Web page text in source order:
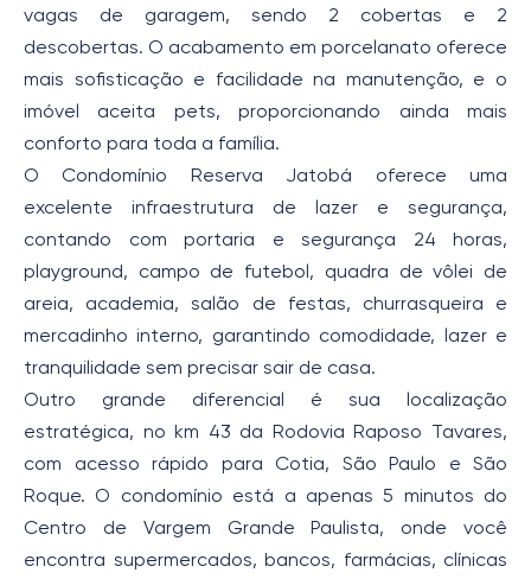
vagas de garagem, sendo 2 cobertas e 2
descobertas. O acabamento em porcelanato oferece
mais sofisticação e facilidade na manutenção, e o
imóvel aceita pets, proporcionando ainda mais
conforto para toda a família.
O Condomínio Reserva Jatobá oferece uma
excelente infraestrutura de lazer e segurança,
contando com portaria e segurança 24 horas,
playground, campo de futebol, quadra de vôlei de
areia, academia, salão de festas, churrasqueira e
mercadinho interno, garantindo comodidade, lazer e
tranquilidade sem precisar sair de casa.
Outro grande diferencial é sua localização
estratégica, no km 43 da Rodovia Raposo Tavares,
com acesso rápido para Cotia, São Paulo e São
Roque. O condomínio está a apenas 5 minutos do
Centro de Vargem Grande Paulista, onde você
encontra supermercados, bancos, farmácias, clínicas